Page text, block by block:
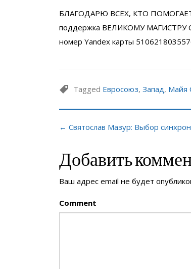
БЛАГОДАРЮ ВСЕХ, КТО
поддержка ВЕЛИКОМУ МАГИСТРУ
номер Yandex карты
Tagged Евросоюз, Запад, Майя
← Святослав Мазур: Выбор
Добавить
Ваш адрес email не будет
Comment